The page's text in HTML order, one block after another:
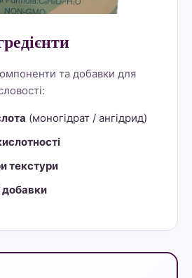
та добавки для
(моногідрат / ангідрид)
текстури
добавки